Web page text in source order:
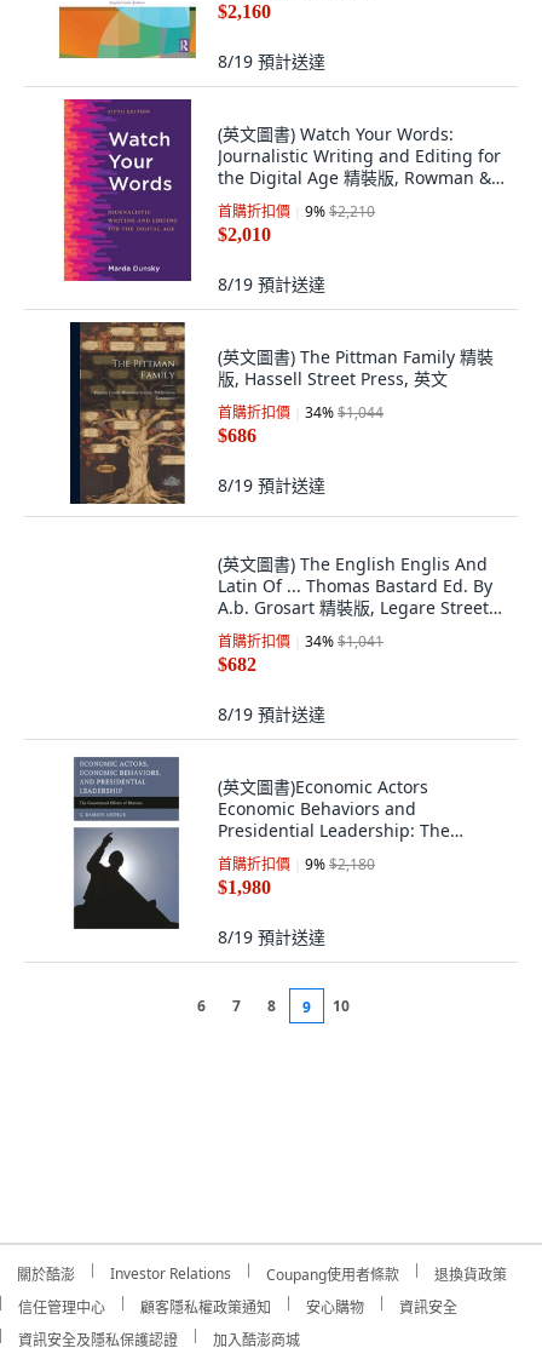
$2,160
8/19 預計送達
(英文圖書) Watch Your Words:
Journalistic Writing and Editing for
the Digital Age 精裝版, Rowman &
Littlefield Publis..., 英文
首購折扣價 9%$2,210
$2,010
8/19 預計送達
(英文圖書) The Pittman Family 精裝
版, Hassell Street Press, 英文
首購折扣價 34%$1,044
$686
8/19 預計送達
(英文圖書) The English Englis And
Latin Of ... Thomas Bastard Ed. By
A.b. Grosart 精裝版, Legare Street
Press, 英文
首購折扣價 34%$1,041
$682
8/19 預計送達
(英文圖書)Economic Actors
Economic Behaviors and
Presidential Leadership: The
Constraine... 平裝版, Lexington
Books, 英文
首購折扣價 9%$2,180
$1,980
8/19 預計送達
6 7 8 9 10
關於酷澎 Investor Relations Coupang使用者條款
退換貨政策
信任管理中心
顧客隱私權政策通知 安心購物
資訊安全